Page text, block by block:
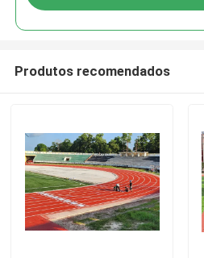
Produtos recomendados